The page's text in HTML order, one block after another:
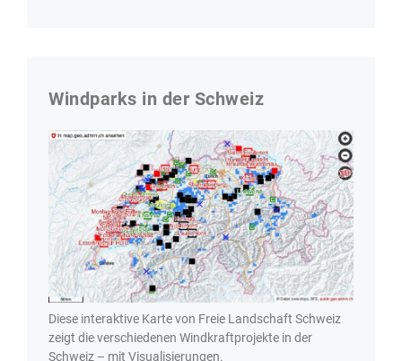
Windparks in der Schweiz
Diese interaktive Karte von Freie Landschaft Schweiz
zeigt die verschiedenen Windkraftprojekte in der
Schweiz – mit Visualisierungen.